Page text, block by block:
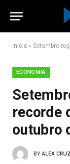
Início » Setembro registra
ECONOMIA
recorde
outubro
BY ALEX CRUZ